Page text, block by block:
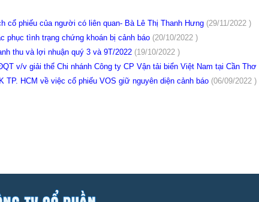
cổ phiếu của người có liên quan- Bà Lê Thị Thanh Hưng (29/11/2022 )
phục tình trạng chứng khoán bị cảnh báo (20/10/2022 )
thu và lợi nhuận quý 3 và 9T/2022 (19/10/2022 )
v/v giải thể Chi nhánh Công ty CP Vận tải biển Việt Nam tại Cần Thơ
TP. HCM về việc cổ phiếu VOS giữ nguyên diện cảnh báo (06/09/2022 )